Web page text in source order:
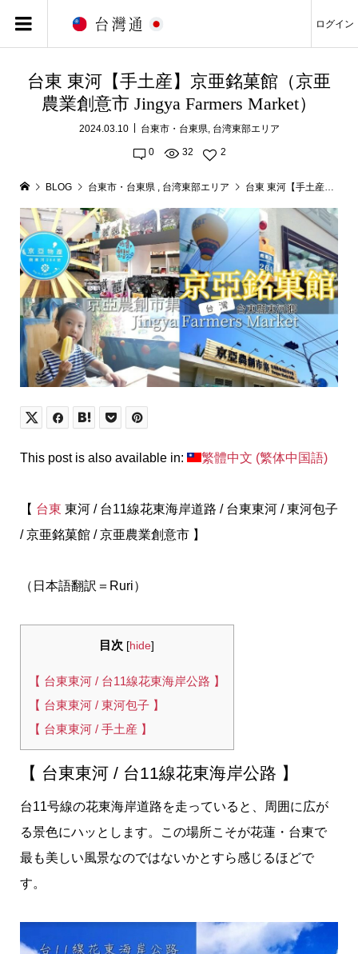
ログイン
台東 東河【手土産】京亜銘菓館（京亜
農業創意市 Jingya Farmers Market）
2024.03.10 台東市・台東県, 台湾東部エリア
0 32 2
BLOG 台東市・台東県 , 台湾東部エリア 台東 東河【手土産】京亜銘菓館（京亜農業創意市 Jingya Farmers Market）
This post is also available in: 繁體中文 (繁体中国語)
【 台東 東河 / 台11線花東海岸道路 / 台東東河 / 東河包子
/ 京亜銘菓館 / 京亜農業創意市 】
（日本語翻訳＝Ruri）
目次 [hide]
【 台東東河 / 台11線花東海岸公路 】
【 台東東河 / 東河包子 】
【 台東東河 / 手土産 】
【 台東東河 / 台11線花東海岸公路 】
台11号線の花東海岸道路を走っていると、周囲に広が
る景色にハッとします。この場所こそが花蓮・台東で
最も美しい風景なのではないかとすら感じるほどで
す。